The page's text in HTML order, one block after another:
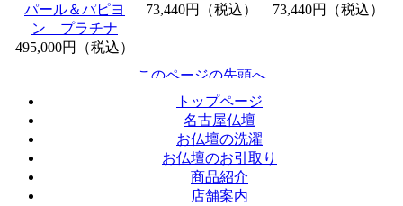
パール＆パピヨ
ン プラチナ
495,000円（税込）
73,440円（税込）
73,440円（税込）
トップページ
名古屋仏壇
お仏壇の洗濯
お仏壇のお引取り
商品紹介
店舗案内